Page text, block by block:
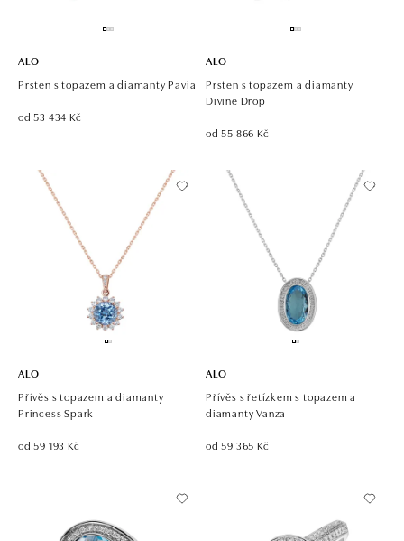
ALO
Prsten s topazem a diamanty Pavia
od 53 434 Kč
ALO
Prsten s topazem a diamanty
Divine Drop
od 55 866 Kč
ALO
Přívěs s topazem a diamanty
Princess Spark
od 59 193 Kč
ALO
Přívěs s řetízkem s topazem a
diamanty Vanza
od 59 365 Kč